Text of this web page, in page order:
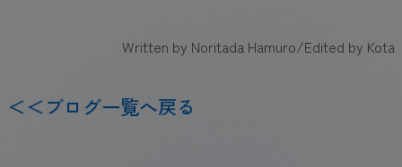
Written by Noritada Hamuro/Edited by Kota
＜＜ブログ一覧へ戻る